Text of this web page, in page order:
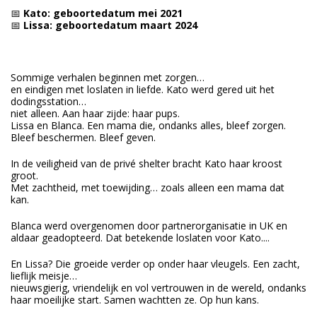
📅 Kato: geboortedatum mei 2021
📅 Lissa: geboortedatum maart 2024
Sommige verhalen beginnen met zorgen…
en eindigen met loslaten in liefde. Kato werd gered uit het
dodingsstation…
niet alleen. Aan haar zijde: haar pups.
Lissa en Blanca. Een mama die, ondanks alles, bleef zorgen.
Bleef beschermen. Bleef geven.
In de veiligheid van de privé shelter bracht Kato haar kroost
groot.
Met zachtheid, met toewijding… zoals alleen een mama dat
kan.
Blanca werd overgenomen door partnerorganisatie in UK en
aldaar geadopteerd. Dat betekende loslaten voor Kato....
En Lissa? Die groeide verder op onder haar vleugels. Een zacht,
lieflijk meisje…
nieuwsgierig, vriendelijk en vol vertrouwen in de wereld, ondanks
haar moeilijke start. Samen wachtten ze. Op hun kans.